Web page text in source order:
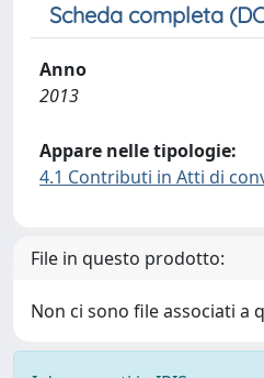
Scheda completa
Anno
2013
Appare nelle tipologie:
4.1 Contributi in Atti di
File in questo prodotto:
Non ci sono file associati a